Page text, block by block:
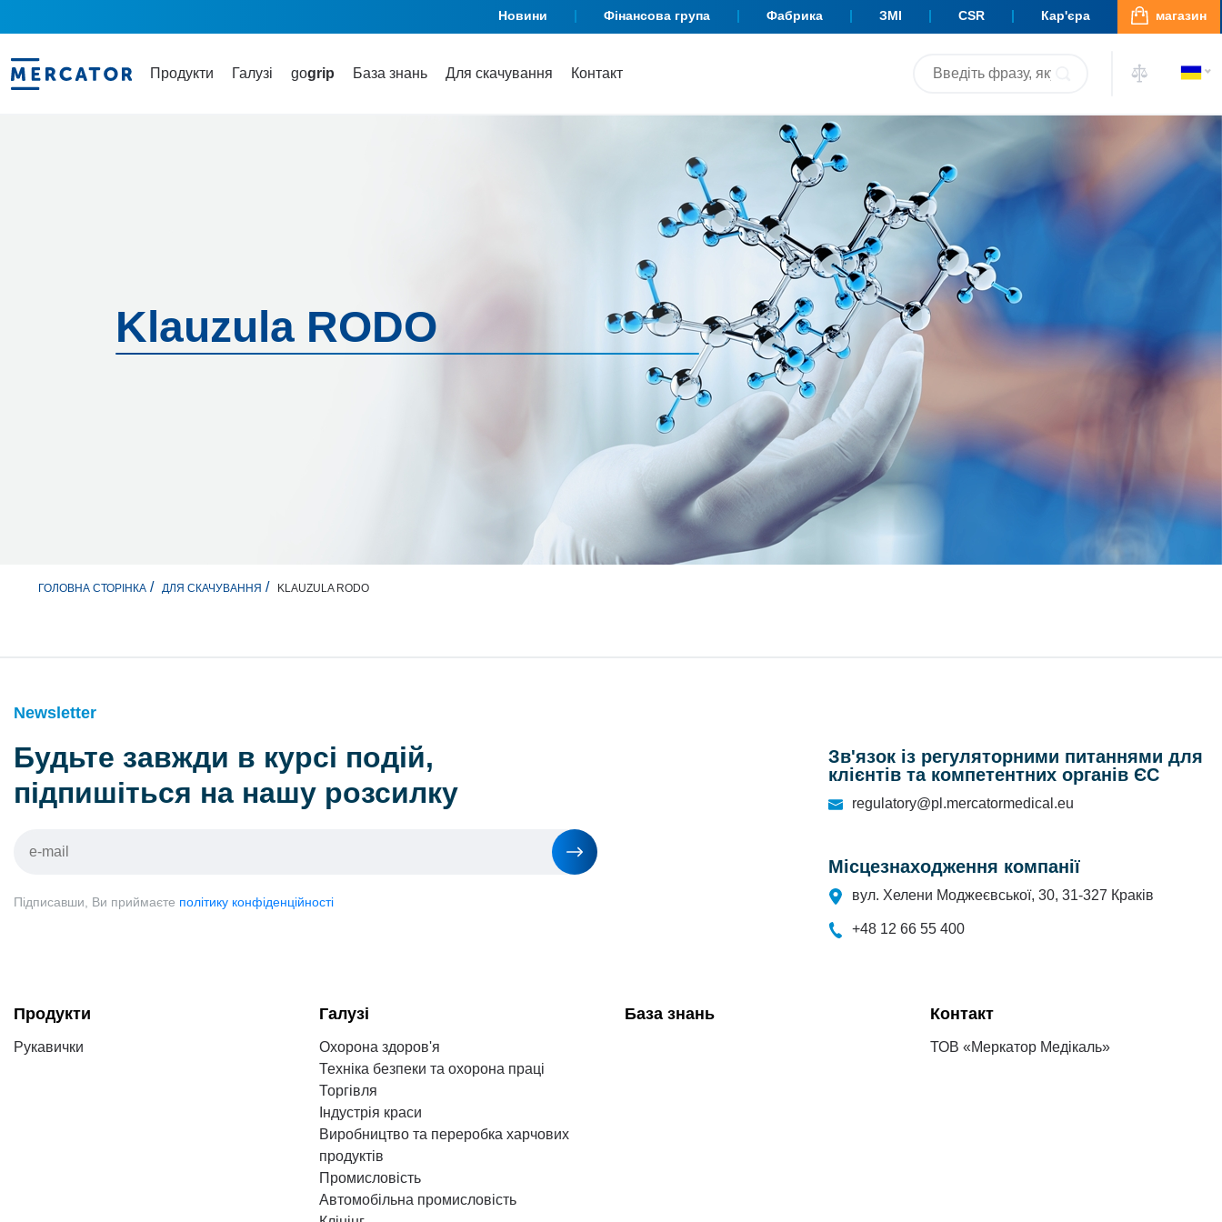
Новини Фінансова група Фабрика ЗМІ CSR Кар'єра магазин
Продукти Галузі gogrip База знань Для скачування Контакт
Klauzula RODO
ГОЛОВНА СТОРІНКА ДЛЯ СКАЧУВАННЯ KLAUZULA RODO
Newsletter
Будьте завжди в курсі подій,
підпишіться на нашу розсилку
Підписавши, Ви приймаєте політику конфіденційності
Зв'язок із регуляторними питаннями для
клієнтів та компетентних органів ЄС
regulatory@pl.mercatormedical.eu
Місцезнаходження компанії
вул. Хелени Моджеєвської, 30, 31-327 Краків
+48 12 66 55 400
Продукти
Рукавички
Галузі
Охорона здоров'я
Техніка безпеки та охорона праці
Торгівля
Індустрія краси
Виробництво та переробка харчових
продуктів
Промисловість
Автомобільна промисловість
База знань Контакт
ТОВ «Меркатор Медікаль»